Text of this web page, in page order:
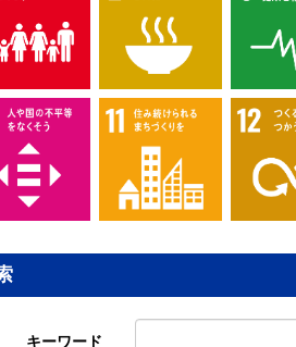
キーワード